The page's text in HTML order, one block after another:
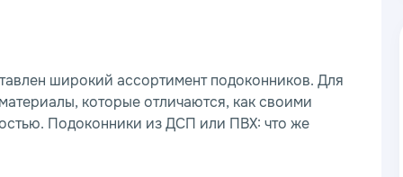
широкий ассортимент подоконников. Для
которые отличаются, как своими
Подоконники из ДСП или ПВХ: что же